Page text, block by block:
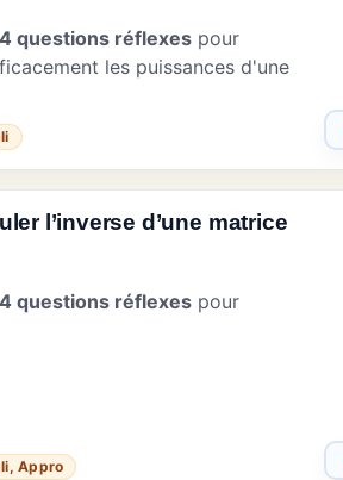
4 questions réflexes pour
les puissances d'une
l’inverse d’une matrice
4 questions réflexes pour
Appro